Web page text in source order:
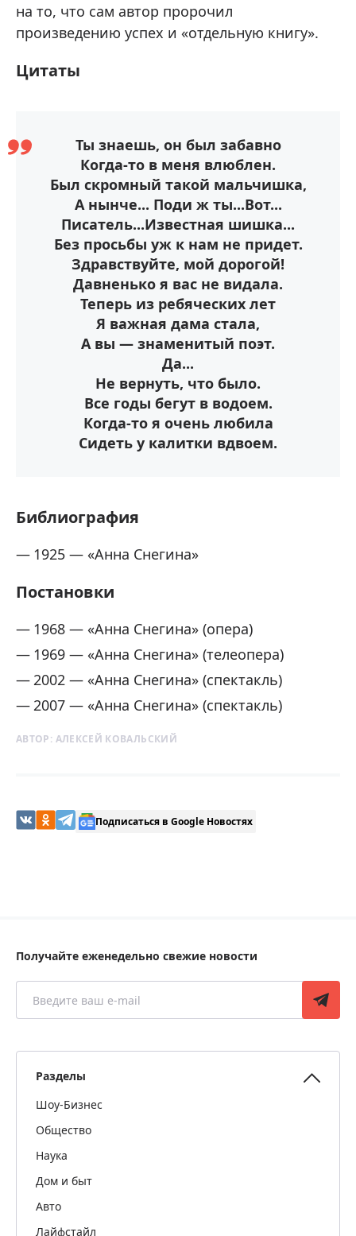
на то, что сам автор пророчил
произведению успех и «отдельную книгу».
Цитаты
Ты знаешь, он был забавно
Когда-то в меня влюблен.
Был скромный такой мальчишка,
А нынче... Поди ж ты...Вот...
Писатель...Известная шишка...
Без просьбы уж к нам не придет.
Здравствуйте, мой дорогой!
Давненько я вас не видала.
Теперь из ребяческих лет
Я важная дама стала,
А вы — знаменитый поэт.
Да...
Не вернуть, что было.
Все годы бегут в водоем.
Когда-то я очень любила
Сидеть у калитки вдвоем.
Библиография
1925 — «Анна Снегина»
Постановки
1968 — «Анна Снегина» (опера)
1969 — «Анна Снегина» (телеопера)
2002 — «Анна Снегина» (спектакль)
2007 — «Анна Снегина» (спектакль)
АВТОР: АЛЕКСЕЙ КОВАЛЬСКИЙ
Подписаться в Google Новостях
Получайте еженедельно свежие новости
Разделы
Шоу-Бизнес
Общество
Наука
Дом и быт
Авто
Лайфстайл